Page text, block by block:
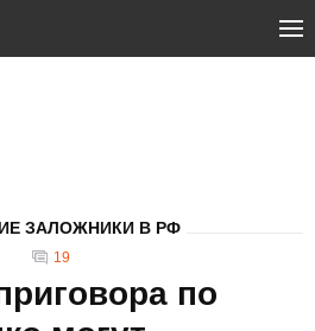
ЗАЛОЖНИКИ В РФ
19
по